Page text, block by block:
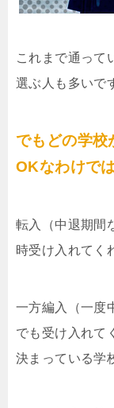
これまで通って
選ぶ人も多いで
でもどの学校
OKなわけで
転入（中退期間
時受け入れてく
一方編入（一度
でも受け入れて
決まっている学